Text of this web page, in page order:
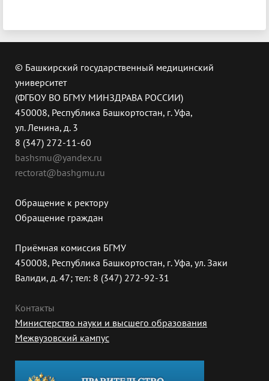
© Башкирский государственный медицинский
университет
(ФГБОУ ВО БГМУ МИНЗДРАВА РОССИИ)
450008, Республика Башкортостан, г. Уфа,
ул. Ленина, д. 3
8 (347) 272-11-60
bashsmu@yandex.ru
rectorat@bashgmu.ru
Обращение к ректору
Обращение граждан
Приёмная комиссия БГМУ
450008, Республика Башкортостан, г. Уфа, ул. Заки
Валиди, д. 47; тел: 8 (347) 272-92-31
Контакты
Министерство науки и высшего образования
Межвузовский кампус